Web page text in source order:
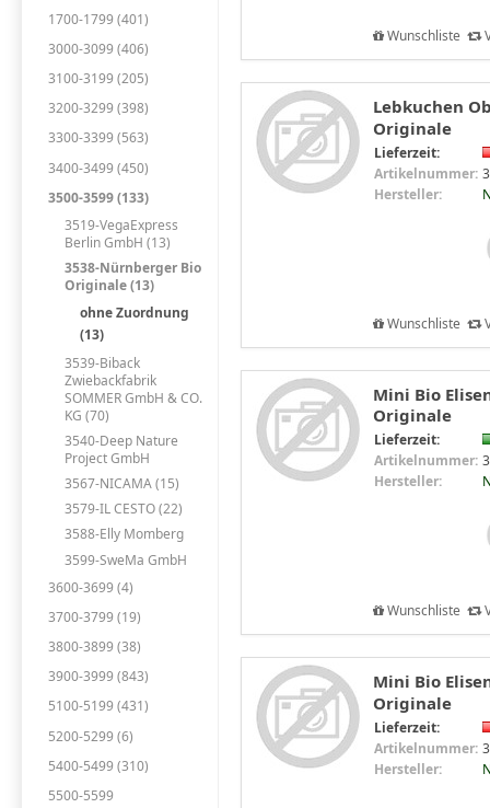
1700-1799 (401)
3000-3099 (406)
3100-3199 (205)
3200-3299 (398)
3300-3399 (563)
3400-3499 (450)
3500-3599 (133)
3519-VegaExpress
Berlin GmbH (13)
3538-Nürnberger Bio
Originale (13)
ohne Zuordnung
(13)
3539-Biback
Zwiebackfabrik
SOMMER GmbH & CO.
KG (70)
3540-Deep Nature
Project GmbH
3567-NICAMA (15)
3579-IL CESTO (22)
3588-Elly Momberg
3599-SweMa GmbH
3600-3699 (4)
3700-3799 (19)
3800-3899 (38)
3900-3999 (843)
5100-5199 (431)
5200-5299 (6)
5400-5499 (310)
5500-5599
Wunschliste
Lebkuchen
Originale
Lieferzeit:
Artikelnummer:
Hersteller:
Wunschliste
Mini Bio
Originale
Lieferzeit:
Artikelnummer:
Hersteller:
Wunschliste
Mini Bio
Originale
Lieferzeit:
Artikelnummer:
Hersteller: